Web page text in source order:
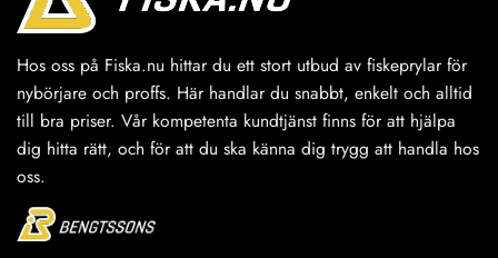
Hos oss på Fiska.nu hittar du ett stort utbud av fiskeprylar för
nybörjare och proffs. Här handlar du snabbt, enkelt och alltid
till bra priser. Vår kompetenta kundtjänst finns för att hjälpa
dig hitta rätt, och för att du ska känna dig trygg att handla hos
oss.